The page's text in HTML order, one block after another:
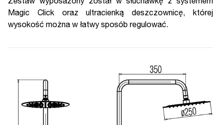
Zestaw wyposażony został w słuchawkę z systemem
Magic Click oraz ultracienką deszczownicę, której
wysokość można w łatwy sposób regulować.